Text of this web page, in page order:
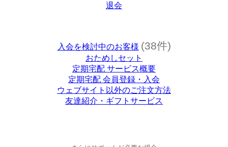
退会
入会を検討中のお客様 (38件)
おためしセット
定期宅配 サービス概要
定期宅配 会員登録・入会
ウェブサイト以外のご注文方法
友達紹介・ギフトサービス